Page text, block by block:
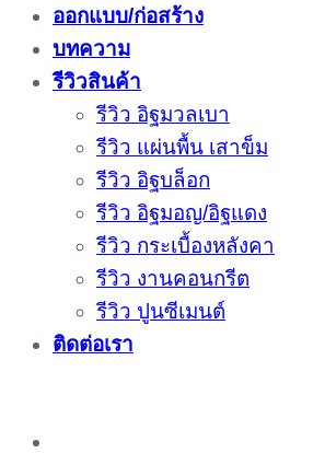
ออกแบบ/ก่อสร้าง
บทความ
รีวิวสินค้า
รีวิว อิฐมวลเบา
รีวิว แผ่นพื้น เสาข็ม
รีวิว อิฐบล็อก
รีวิว อิฐมอญ/อิฐแดง
รีวิว กระเบื้องหลังคา
รีวิว งานคอนกรีต
รีวิว ปูนซีเมนต์
ติดต่อเรา